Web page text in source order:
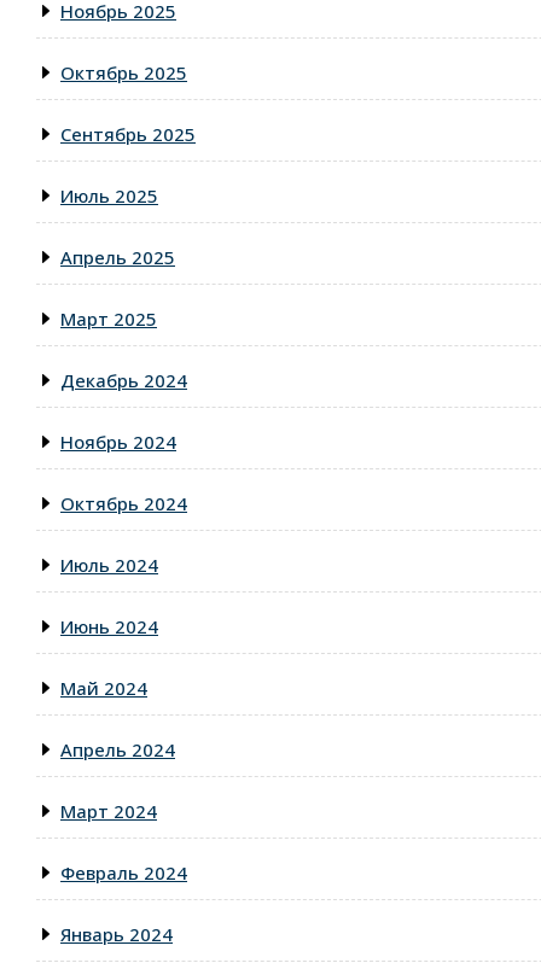
Ноябрь 2025
Октябрь 2025
Сентябрь 2025
Июль 2025
Апрель 2025
Март 2025
Декабрь 2024
Ноябрь 2024
Октябрь 2024
Июль 2024
Июнь 2024
Май 2024
Апрель 2024
Март 2024
Февраль 2024
Январь 2024